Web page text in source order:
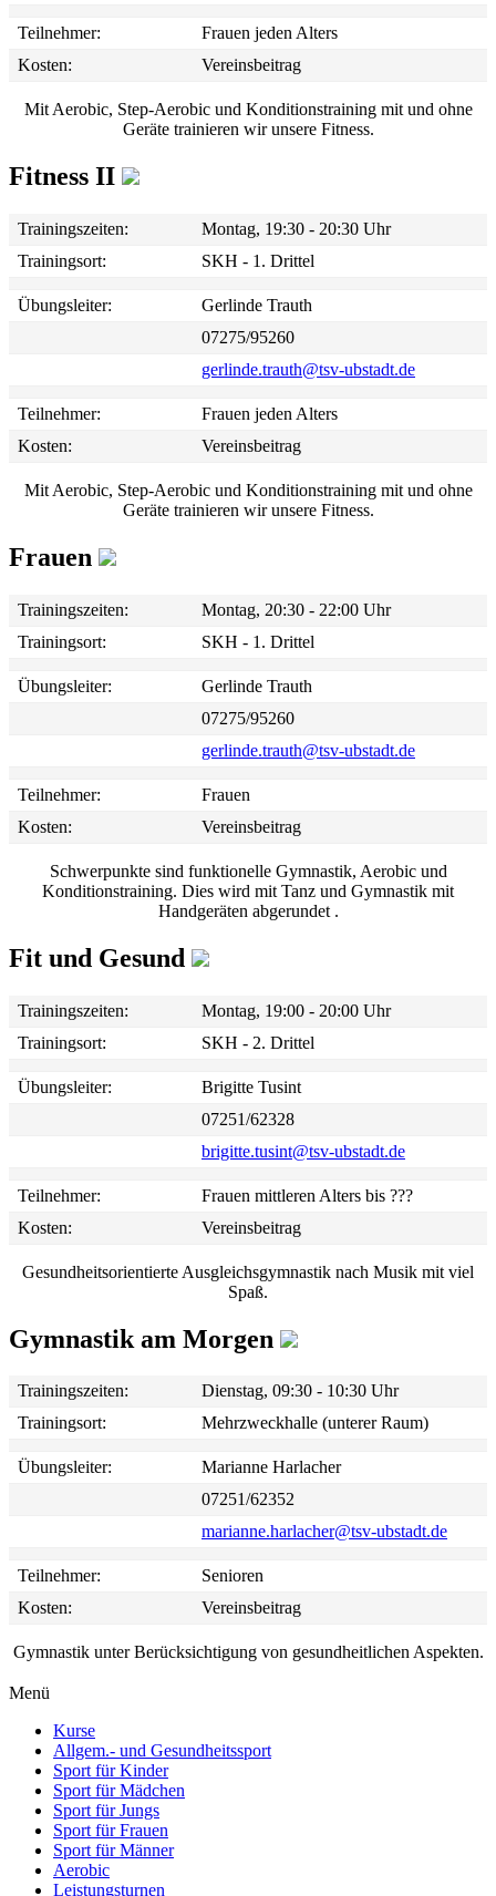
Teilnehmer:
Frauen jeden Alters
Kosten:
Vereinsbeitrag
Mit Aerobic, Step-Aerobic und Konditionstraining mit und ohne
Geräte trainieren wir unsere Fitness.
Fitness II
Trainingszeiten:
Montag, 19:30 - 20:30 Uhr
Trainingsort:
SKH - 1. Drittel
Übungsleiter:
Gerlinde Trauth
07275/95260
gerlinde.trauth@tsv-ubstadt.de
Teilnehmer:
Frauen jeden Alters
Kosten:
Vereinsbeitrag
Mit Aerobic, Step-Aerobic und Konditionstraining mit und ohne
Geräte trainieren wir unsere Fitness.
Frauen
Trainingszeiten:
Montag, 20:30 - 22:00 Uhr
Trainingsort:
SKH - 1. Drittel
Übungsleiter:
Gerlinde Trauth
07275/95260
gerlinde.trauth@tsv-ubstadt.de
Teilnehmer:
Frauen
Kosten:
Vereinsbeitrag
Schwerpunkte sind funktionelle Gymnastik, Aerobic und
Konditionstraining. Dies wird mit Tanz und Gymnastik mit
Handgeräten abgerundet .
Fit und Gesund
Trainingszeiten:
Montag, 19:00 - 20:00 Uhr
Trainingsort:
SKH - 2. Drittel
Übungsleiter:
Brigitte Tusint
07251/62328
brigitte.tusint@tsv-ubstadt.de
Teilnehmer:
Frauen mittleren Alters bis ???
Kosten:
Vereinsbeitrag
Gesundheitsorientierte Ausgleichsgymnastik nach Musik mit viel
Spaß.
Gymnastik am Morgen
Trainingszeiten:
Dienstag, 09:30 - 10:30 Uhr
Trainingsort:
Mehrzweckhalle (unterer Raum)
Übungsleiter:
Marianne Harlacher
07251/62352
marianne.harlacher@tsv-ubstadt.de
Teilnehmer:
Senioren
Kosten:
Vereinsbeitrag
Gymnastik unter Berücksichtigung von gesundheitlichen Aspekten.
Menü
Kurse
Allgem.- und Gesundheitssport
Sport für Kinder
Sport für Mädchen
Sport für Jungs
Sport für Frauen
Sport für Männer
Aerobic
Leistungsturnen